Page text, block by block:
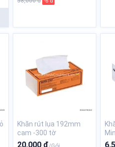
Khăn rút lụa 192mm
cam -300 tờ
20,000 đ